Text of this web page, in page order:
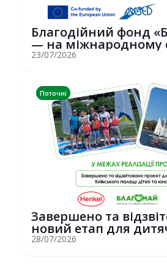
Благодійний фонд
— на міжнародному
Erasmus+ у С...
23/07/2026
Поточні
Завершено та
новий етап для
вітрильного спор...
28/07/2026